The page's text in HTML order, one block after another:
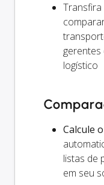
Transfira
logístico
Calcule
listas de
em seu